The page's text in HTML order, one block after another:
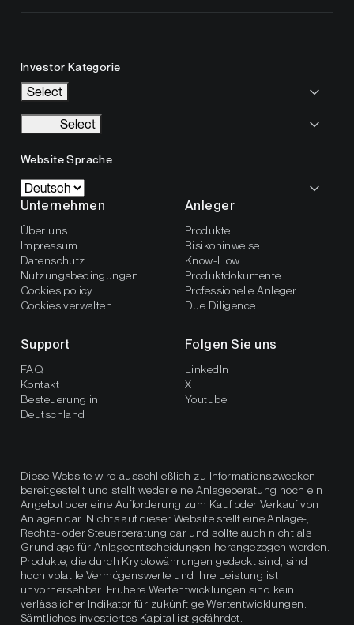
Investor Kategorie
Select
Select
Website Sprache
Unternehmen
Über uns
Impressum
Datenschutz
Nutzungsbedingungen
Cookies policy
Cookies verwalten
Anleger
Produkte
Risikohinweise
Know-How
Produktdokumente
Professionelle Anleger
Due Diligence
Support
FAQ
Kontakt
Besteuerung in
Deutschland
Folgen Sie uns
LinkedIn
X
Youtube
Diese Website wird ausschließlich zu Informationszwecken
bereitgestellt und stellt weder eine Anlageberatung noch ein
Angebot oder eine Aufforderung zum Kauf oder Verkauf von
Anlagen dar. Nichts auf dieser Website stellt eine Anlage-,
Rechts- oder Steuerberatung dar und sollte auch nicht als
Grundlage für Anlageentscheidungen herangezogen werden.
Produkte, die durch Kryptowährungen gedeckt sind, sind
hoch volatile Vermögenswerte und ihre Leistung ist
unvorhersehbar. Frühere Wertentwicklungen sind kein
verlässlicher Indikator für zukünftige Wertentwicklungen.
Sämtliches investiertes Kapital ist gefährdet.